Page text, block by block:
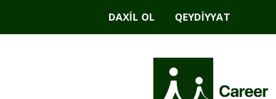
DAXIL OL QEYDIYYAT